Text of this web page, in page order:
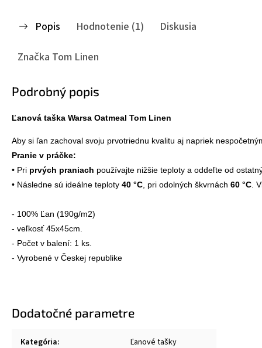
Popis Hodnotenie (1)
Diskusia
Značka Tom Linen
Podrobný popis
Ľanová taška Warsa Oatmeal Tom Linen
Pranie v práčke:
• Pri prvých praniach používajte nižšie teploty a oddeľte od
• Následne sú ideálne teploty 40 °C , pri odolných škvrnách 60 °C .
- 100% Ľan (190g/m2)
- veľkosť 45x45cm.
- Počet v balení: 1 ks.
- Vyrobené v Českej republike
Dodatočné parametre
Kategória: Ľanové tašky